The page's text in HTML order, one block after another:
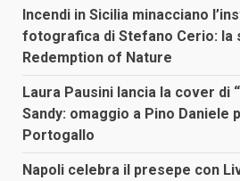
Incendi in Sicilia minacciano
fotografica di Stefano Cerio: la
Redemption of Nature
Laura Pausini lancia la cover di
Sandy: omaggio a Pino Daniele
Portogallo
Napoli celebra il presepe con